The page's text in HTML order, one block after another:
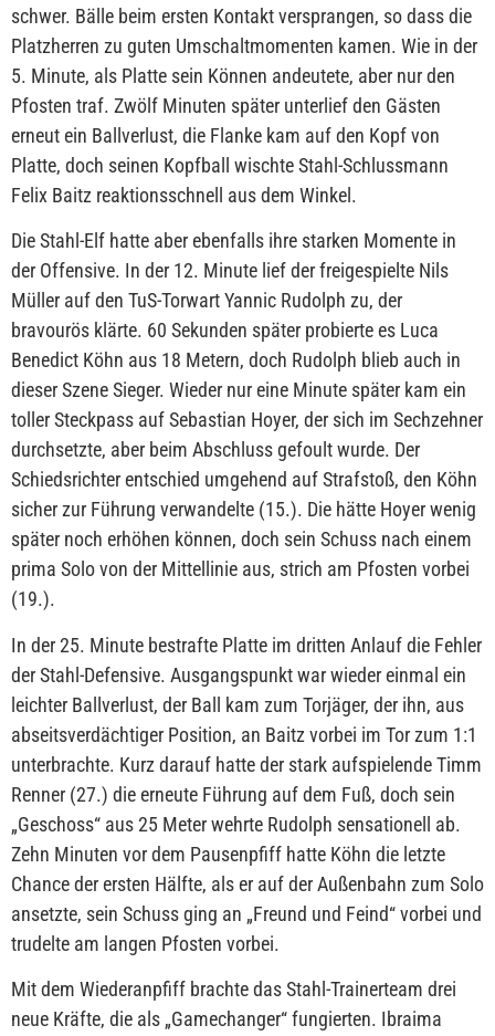
schwer. Bälle beim ersten Kontakt versprangen, so dass die
Platzherren zu guten Umschaltmomenten kamen. Wie in der
5. Minute, als Platte sein Können andeutete, aber nur den
Pfosten traf. Zwölf Minuten später unterlief den Gästen
erneut ein Ballverlust, die Flanke kam auf den Kopf von
Platte, doch seinen Kopfball wischte Stahl-Schlussmann
Felix Baitz reaktionsschnell aus dem Winkel.
Die Stahl-Elf hatte aber ebenfalls ihre starken Momente in
der Offensive. In der 12. Minute lief der freigespielte Nils
Müller auf den TuS-Torwart Yannic Rudolph zu, der
bravourös klärte. 60 Sekunden später probierte es Luca
Benedict Köhn aus 18 Metern, doch Rudolph blieb auch in
dieser Szene Sieger. Wieder nur eine Minute später kam ein
toller Steckpass auf Sebastian Hoyer, der sich im Sechzehner
durchsetzte, aber beim Abschluss gefoult wurde. Der
Schiedsrichter entschied umgehend auf Strafstoß, den Köhn
sicher zur Führung verwandelte (15.). Die hätte Hoyer wenig
später noch erhöhen können, doch sein Schuss nach einem
prima Solo von der Mittellinie aus, strich am Pfosten vorbei
(19.).
In der 25. Minute bestrafte Platte im dritten Anlauf die Fehler
der Stahl-Defensive. Ausgangspunkt war wieder einmal ein
leichter Ballverlust, der Ball kam zum Torjäger, der ihn, aus
abseitsverdächtiger Position, an Baitz vorbei im Tor zum 1:1
unterbrachte. Kurz darauf hatte der stark aufspielende Timm
Renner (27.) die erneute Führung auf dem Fuß, doch sein
„Geschoss“ aus 25 Meter wehrte Rudolph sensationell ab.
Zehn Minuten vor dem Pausenpfiff hatte Köhn die letzte
Chance der ersten Hälfte, als er auf der Außenbahn zum Solo
ansetzte, sein Schuss ging an „Freund und Feind“ vorbei und
trudelte am langen Pfosten vorbei.
Mit dem Wiederanpfiff brachte das Stahl-Trainerteam drei
neue Kräfte, die als „Gamechanger“ fungierten. Ibraima